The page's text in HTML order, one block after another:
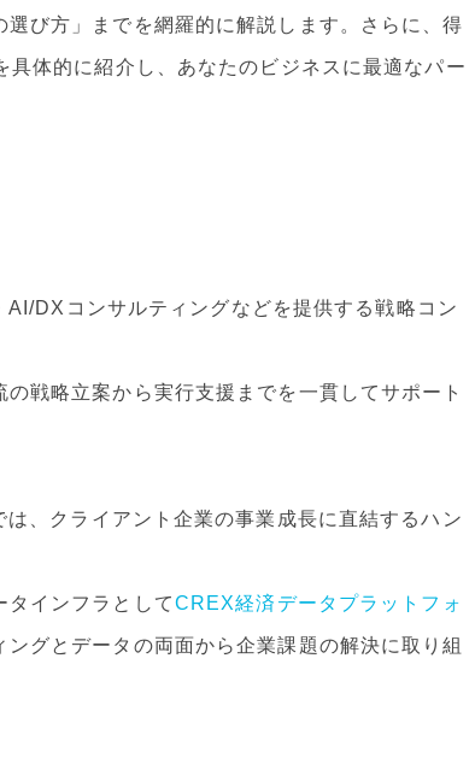
び方」までを網羅的に解説します。さらに、得
体的に紹介し、あなたのビジネスに最適なパー
DXコンサルティングなどを提供する戦略コン
戦略立案から実行支援までを一貫してサポート
は、クライアント企業の事業成長に直結するハン
タインフラとしてCREX経済データプラットフォ
グとデータの両面から企業課題の解決に取り組